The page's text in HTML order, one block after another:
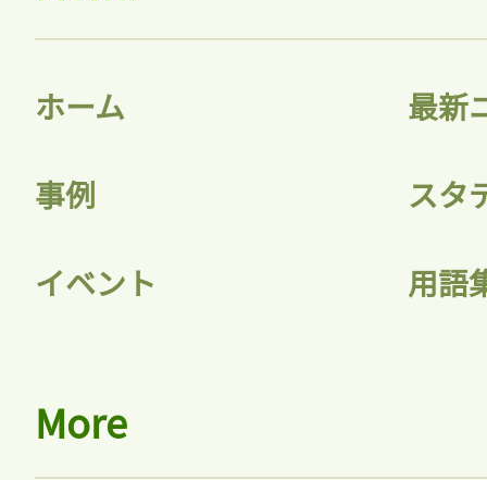
ホーム 最新
事例 スタ
イベント 用語
More